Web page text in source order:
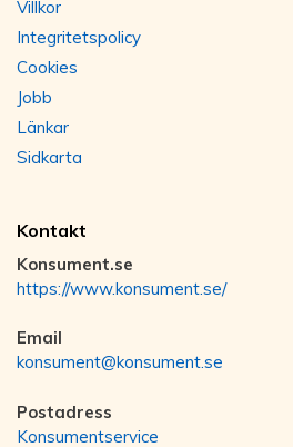
Villkor
Integritetspolicy
Cookies
Jobb
Länkar
Sidkarta
Kontakt
Konsument.se
https://www.konsument.se/
Email
konsument@konsument.se
Postadress
Konsumentservice